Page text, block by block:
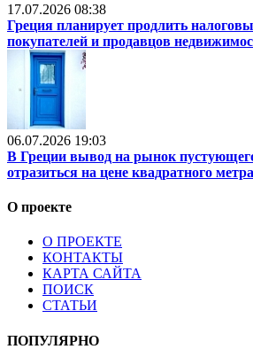
17.07.2026 08:38
Греция планирует продлить
покупателей и продавцов
06.07.2026 19:03
В Греции вывод на рынок
отразиться на цене квадратного метра
О проекте
О ПРОЕКТЕ
КОНТАКТЫ
КАРТА САЙТА
ПОИСК
СТАТЬИ
ПОПУЛЯРНО